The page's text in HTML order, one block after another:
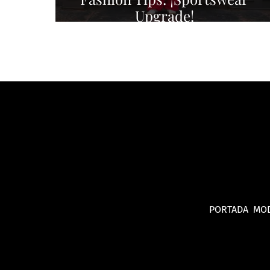
Upgrade!
PORTADA